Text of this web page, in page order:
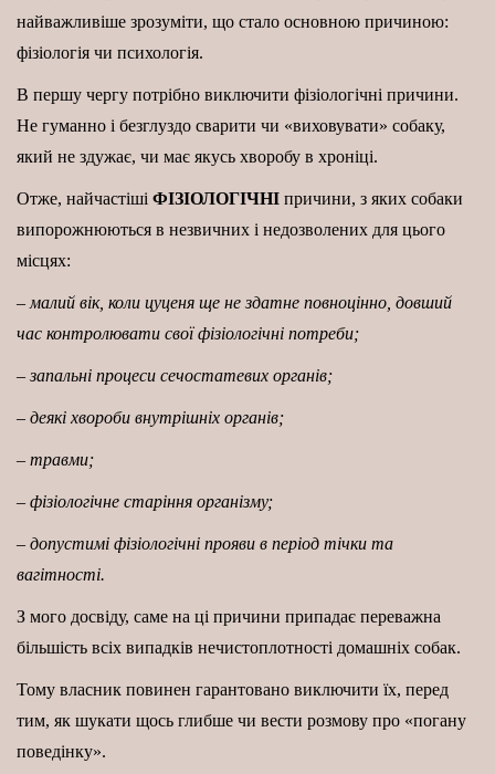
найважливіше зрозуміти, що стало основною причиною:
фізіологія чи психологія.
В першу чергу потрібно виключити фізіологічні причини.
Не гуманно і безглуздо сварити чи «виховувати» собаку,
який не здужає, чи має якусь хворобу в хроніці.
Отже, найчастіші ФІЗІОЛОГІЧНІ причини, з яких собаки
випорожнюються в незвичних і недозволених для цього
місцях:
– малий вік, коли цуценя ще не здатне повноцінно, довший
час контролювати свої фізіологічні потреби;
– запальні процеси сечостатевих органів;
– деякі хвороби внутрішніх органів;
– травми;
– фізіологічне старіння організму;
– допустимі фізіологічні прояви в період тічки та
вагітності.
З мого досвіду, саме на ці причини припадає переважна
більшість всіх випадків нечистоплотності домашніх собак.
Тому власник повинен гарантовано виключити їх, перед
тим, як шукати щось глибше чи вести розмову про «погану
поведінку».